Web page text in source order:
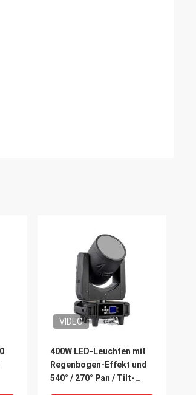
VIDEO
400W LED-Leuchten mit
Regenbogen-Effekt und
540° / 270° Pan / Tilt-